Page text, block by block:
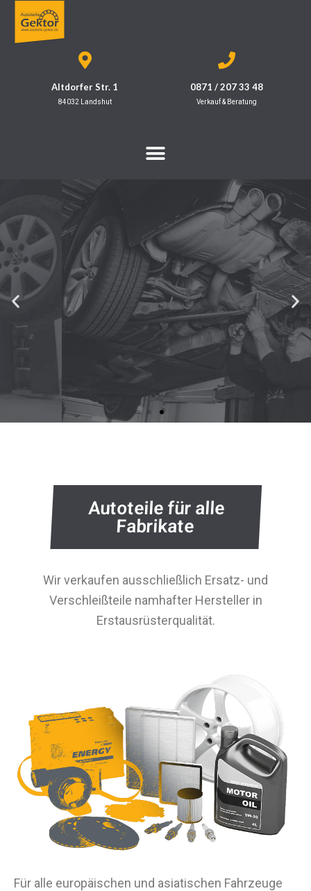
Altdorfer Str. 1
84032 Landshut
0871 / 207 33 48
Verkauf & Beratung
KFZ-Werkstatt
Zuverlässig und Hilfsbereit
Autoteile für alle
Fabrikate
Wir verkaufen ausschließlich Ersatz- und
Verschleißteile namhafter Hersteller in
Erstausrüsterqualität.
Für alle europäischen und asiatischen Fahrzeuge